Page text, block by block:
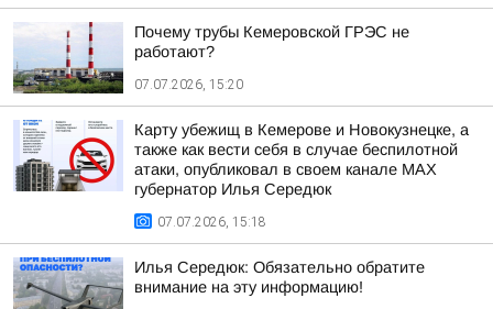
Почему трубы Кемеровской ГРЭС не
работают?
07.07.2026, 15:20
Карту убежищ в Кемерове и Новокузнецке, а
также как вести себя в случае беспилотной
атаки, опубликовал в своем канале MAХ
губернатор Илья Середюк
07.07.2026, 15:18
Илья Середюк: Обязательно обратите
внимание на эту информацию!